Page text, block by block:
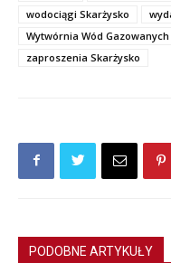
wodociągi Skarżysko
Wytwórnia Wód Gazowanych
zaproszenia Skarżysko
PODOBNE ARTYKUŁY